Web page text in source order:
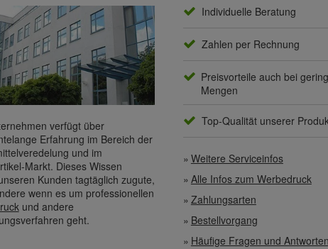
verfügt über
Erfahrung im Bereich der
und im
Markt. Dieses Wissen
Kunden tagtäglich zugute,
wenn es um professionellen
und andere
geht.
Individuelle Beratung
Zahlen per Rechnung
Preisvorteile auch bei
Mengen
Top-Qualität unserer
Weitere Serviceinfos
Alle Infos zum Werbedruck
Zahlungsarten
Bestellvorgang
Häufige Fragen und Antworten